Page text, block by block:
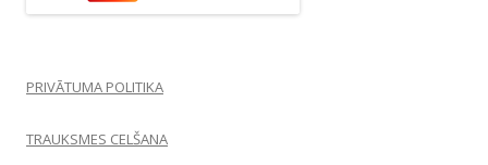
PRIVĀTUMA POLITIKA
TRAUKSMES CELŠANA